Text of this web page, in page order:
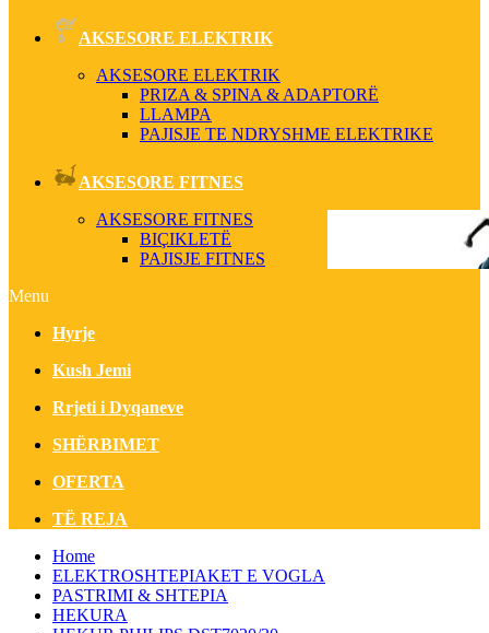
AKSESORE ELEKTRIK
AKSESORE ELEKTRIK
PRIZA & SPINA & ADAPTORË
LLAMPA
PAJISJE TE NDRYSHME ELEKTRIKE
AKSESORE FITNES
AKSESORE FITNES
BIÇIKLETË
PAJISJE FITNES
Menu
Hyrje
Kush Jemi
Rrjeti i Dyqaneve
SHËRBIMET
OFERTA
TË REJA
Home
ELEKTROSHTEPIAKET E VOGLA
PASTRIMI & SHTEPIA
HEKURA